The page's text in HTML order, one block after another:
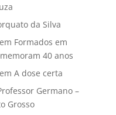
da Silva
Formados em
40 anos
A dose certa
Germano –
Grosso